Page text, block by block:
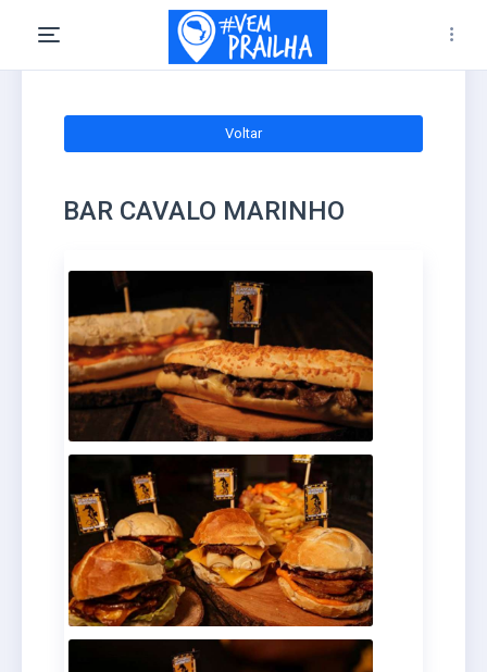
Voltar
BAR CAVALO MARINHO